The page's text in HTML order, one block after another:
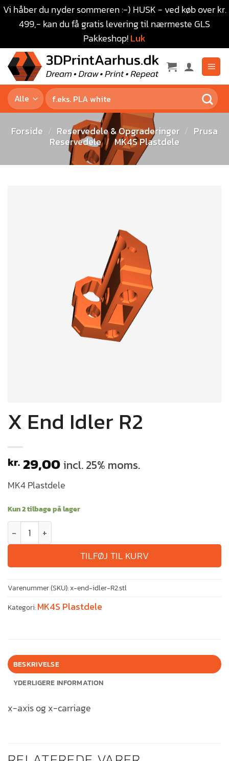
Vi håber du nyder sommeren :-) HUSK - ved køb over kr.
499,- kan du få gratis levering til nærmeste GLS
Pakkeshop!Luk
Forside / Reservedele & Opgraderinger / Prusa
Reservedele / MK4S Plastdele
X End Idler R2
kr. 29,00incl. 25% moms.
MK4 Plastdele
Kun 2 tilbage på lager
TILFØJ TIL KURV
Varenummer (SKU):x-end-idler-R2.stl
Kategori:MK4S Plastdele
BESKRIVELSE
YDERLIGERE INFORMATION
x-axis og x-carriage